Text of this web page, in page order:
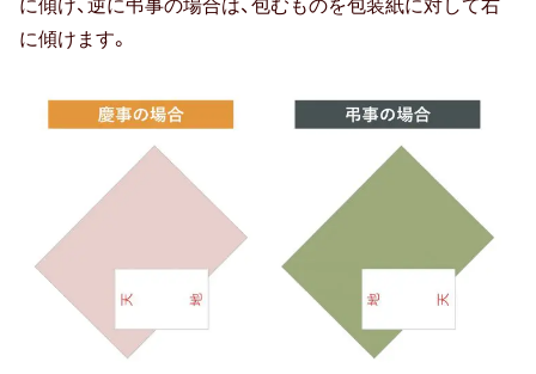
のし・表書き
20代女性
30代女性
に傾け、逆に弔事の場合は、包むものを包装紙に対して右
に傾けます。